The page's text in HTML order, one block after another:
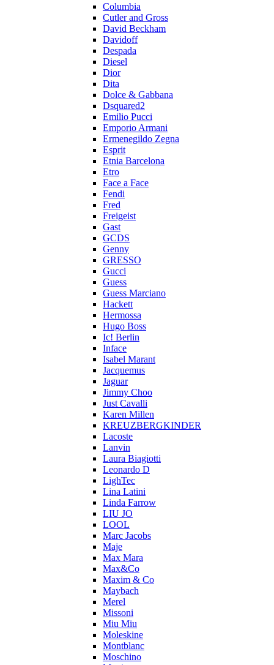
Columbia
Cutler and Gross
David Beckham
Davidoff
Despada
Diesel
Dior
Dita
Dolce & Gabbana
Dsquared2
Emilio Pucci
Emporio Armani
Ermenegildo Zegna
Esprit
Etnia Barcelona
Etro
Face a Face
Fendi
Fred
Freigeist
Gast
GCDS
Genny
GRESSO
Gucci
Guess
Guess Marciano
Hackett
Hermossa
Hugo Boss
Ic! Berlin
Inface
Isabel Marant
Jacquemus
Jaguar
Jimmy Choo
Just Cavalli
Karen Millen
KREUZBERGKINDER
Lacoste
Lanvin
Laura Biagiotti
Leonardo D
LighTec
Lina Latini
Linda Farrow
LIU JO
LOOL
Marc Jacobs
Maje
Max Mara
Max&Co
Maxim & Co
Maybach
Merel
Missoni
Miu Miu
Moleskine
Montblanc
Moschino